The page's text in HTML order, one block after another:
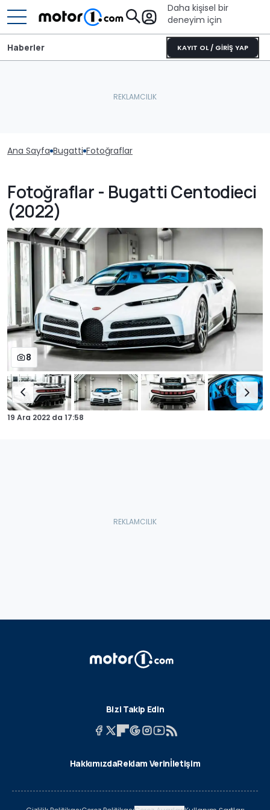
Daha kişisel bir
deneyim için
KAYIT OL / GİRİŞ YAP
Haberler
Ana Sayfa Bugatti Fotoğraflar
Fotoğraflar - Bugatti Centodieci
(2022)
8
19 Ara 2022 da 17:58
Bizi Takip Edin
HakkımızdaReklam Verinİletişim